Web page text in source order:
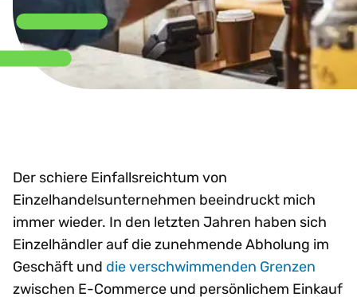
Der schiere Einfallsreichtum von
Einzelhandelsunternehmen beeindruckt mich
immer wieder. In den letzten Jahren haben sich
Einzelhändler auf die zunehmende Abholung im
Geschäft und die verschwimmenden Grenzen
zwischen E-Commerce und persönlichem Einkauf